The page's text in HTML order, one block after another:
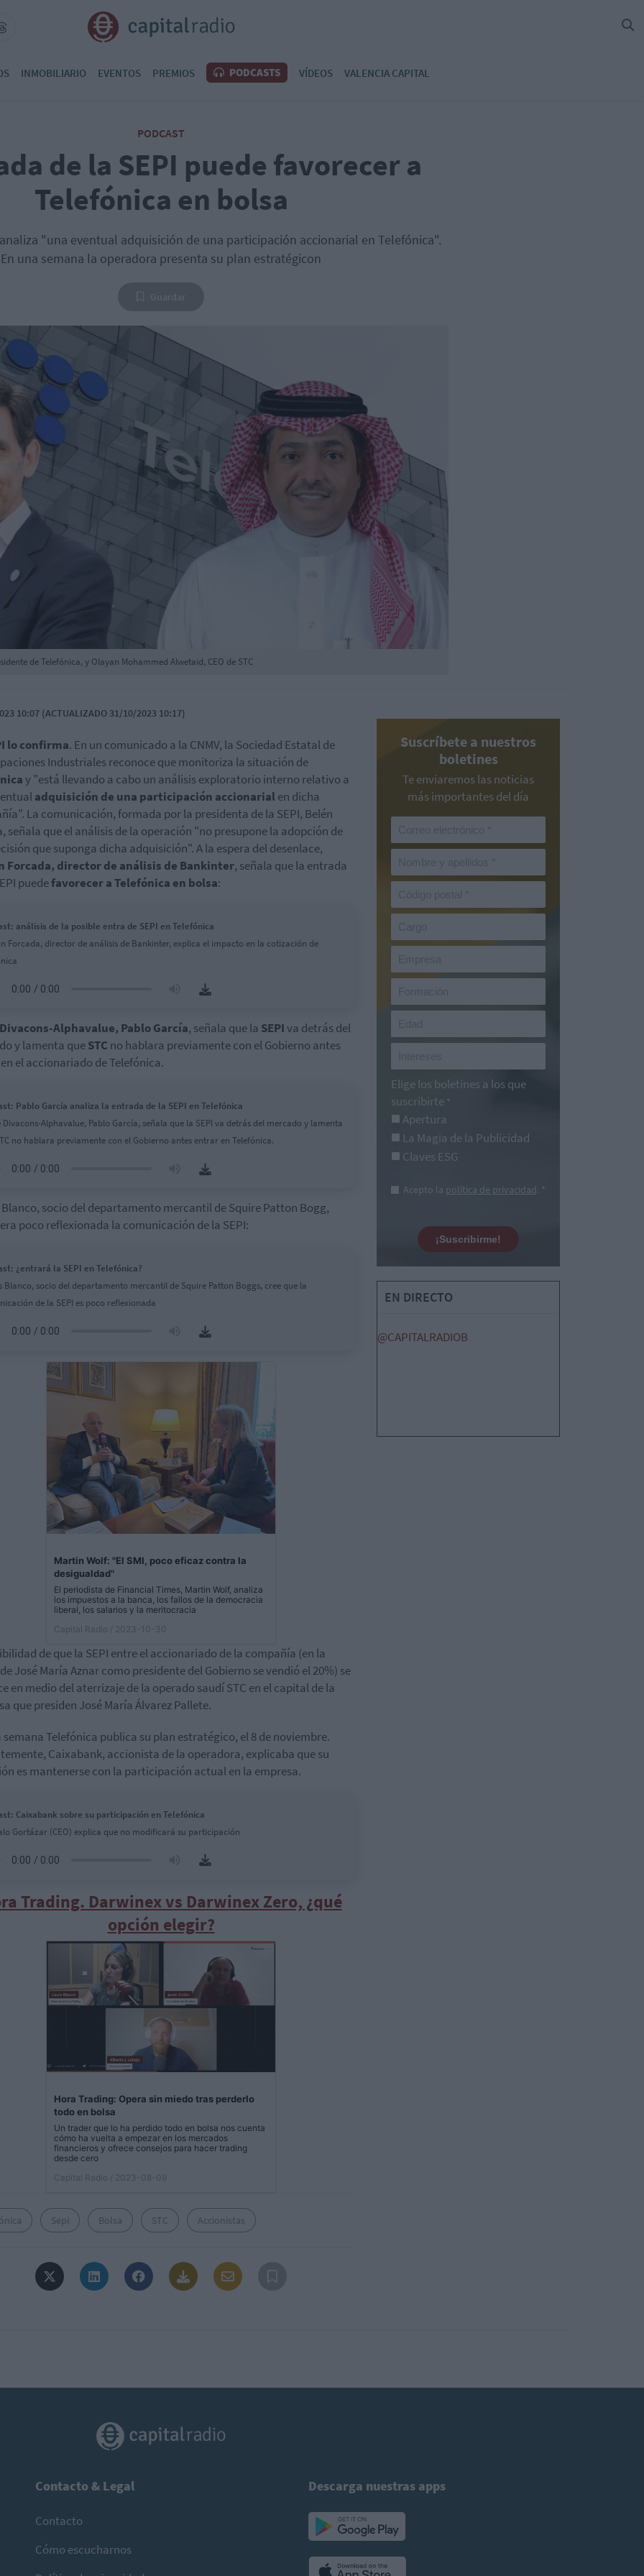
INMOBILIARIO EVENTOS PREMIOS PODCASTS VÍDEOS VALENCIA CAPITAL
PODCAST
de la SEPI puede favorecer a
Telefónica en bolsa
"una eventual adquisición de una participación accionarial en Telefónica".
En una semana la operadora presenta su plan estratégicon
de Telefónica, y Olayan Mohammed Alwetaid, CEO de STC
10:07 (ACTUALIZADO 31/10/2023 10:17)
lo confirma. En un comunicado a la CNMV, la Sociedad Estatal de
Industriales reconoce que monitoriza la situación de
y "está llevando a cabo un análisis exploratorio interno relativo a
adquisición de una participación accionarialen dicha
La comunicación, formada por la presidenta de la SEPI, Belén
señala que el análisis de la operación "no presupone la adopción de
que suponga dicha adquisición". A la espera del desenlace,
Forcada, director de análisis de Bankinter, señala que la entrada
puedefavorecer a Telefónica en bolsa:
análisis de la posible entra de SEPI en Telefónica
Forcada, director de análisis de Bankinter, explica el impacto en la cotización de
Divacons-Alphavalue, Pablo García, señala que la SEPIva detrás del
y lamenta queSTC no hablara previamente con el Gobierno antes
el accionariado de Telefónica.
Pablo García analiza la entrada de la SEPI en Telefónica
Divacons-Alphavalue, Pablo García, señala que la SEPI va detrás del mercado y lamenta
no hablara previamente con el Gobierno antes entrar en Telefónica.
socio del departamento mercantil de Squire Patton Bogg,
poco reflexionada la comunicación de la SEPI:
¿entrará la SEPI en Telefónica?
Blanco, socio del departamento mercantil de Squire Patton Boggs, cree que la
de la SEPI es poco reflexionada
Martin Wolf: "El SMI, poco eficaz contra la
desigualdad"
El periodista de Financial Times, Martin Wolf, analiza
los impuestos a la banca, los fallos de la democracia
liberal, los salarios y la meritocracia
Capital Radio
/ 2023-10-30
de que la SEPI entre el accionariado de la compañía (en la
José María Aznar como presidente del Gobierno se vendió el 20%) se
en medio del aterrizaje de la operado saudí STC en el capital de la
que presiden José María Álvarez Pallete.
semana Telefónica publica su plan estratégico, el 8 de noviembre.
Caixabank, accionista de la operadora, explicaba que su
es mantenerse con la participación actual en la empresa.
Caixabank sobre su participación en Telefónica
Gortázar (CEO) explica que no modificará su participación
Trading. Darwinex vs Darwinex Zero, ¿qué
opción elegir?
Hora Trading: Opera sin miedo tras perderlo
todo en bolsa
Un trader que lo ha perdido todo en bolsa nos cuenta
cómo ha vuelta a empezar en los mercados
financieros y ofrece consejos para hacer trading
desde cero
Capital Radio
/ 2023-08-09
Sepi Bolsa STC Accionistas
Suscríbete a nuestros
boletines
Te enviaremos las noticias
más importantes del día
Elige los boletines a los que
suscribirte *
Apertura
La Magia de la Publicidad
Claves ESG
Acepto la política de privacidad. *
¡Suscribirme!
EN DIRECTO
@CAPITALRADIOB
Contacto & Legal
Contacto
Cómo escucharnos
Descarga nuestras apps